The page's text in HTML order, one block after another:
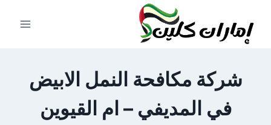
المحتوى
شركة مكافحة النمل الابيض
في المديفي – ام القيوين